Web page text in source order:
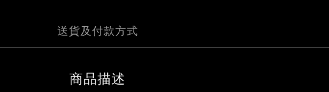
送貨及付款方式
商品描述